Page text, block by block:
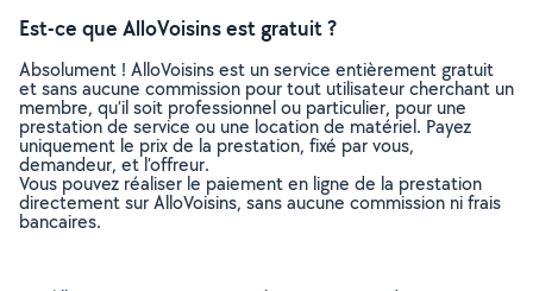
Est-ce que AlloVoisins est gratuit ?
Absolument ! AlloVoisins est un service entièrement gratuit
et sans aucune commission pour tout utilisateur cherchant un
membre, qu’il soit professionnel ou particulier, pour une
prestation de service ou une location de matériel. Payez
uniquement le prix de la prestation, fixé par vous,
demandeur, et l’offreur.
Vous pouvez réaliser le paiement en ligne de la prestation
directement sur AlloVoisins, sans aucune commission ni frais
bancaires.